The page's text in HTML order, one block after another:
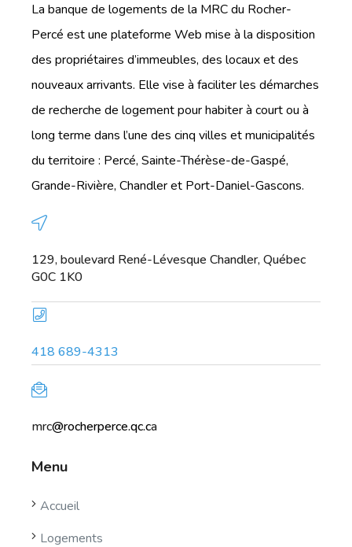
La banque de logements de la MRC du Rocher-
Percé est une plateforme Web mise à la disposition
des propriétaires d’immeubles, des locaux et des
nouveaux arrivants. Elle vise à faciliter les démarches
de recherche de logement pour habiter à court ou à
long terme dans l’une des cinq villes et municipalités
du territoire : Percé, Sainte-Thérèse-de-Gaspé,
Grande-Rivière, Chandler et Port-Daniel-Gascons.
129, boulevard René-Lévesque Chandler, Québec
G0C 1K0
418 689-4313
mrc@rocherperce.qc.ca
Menu
Accueil
Logements